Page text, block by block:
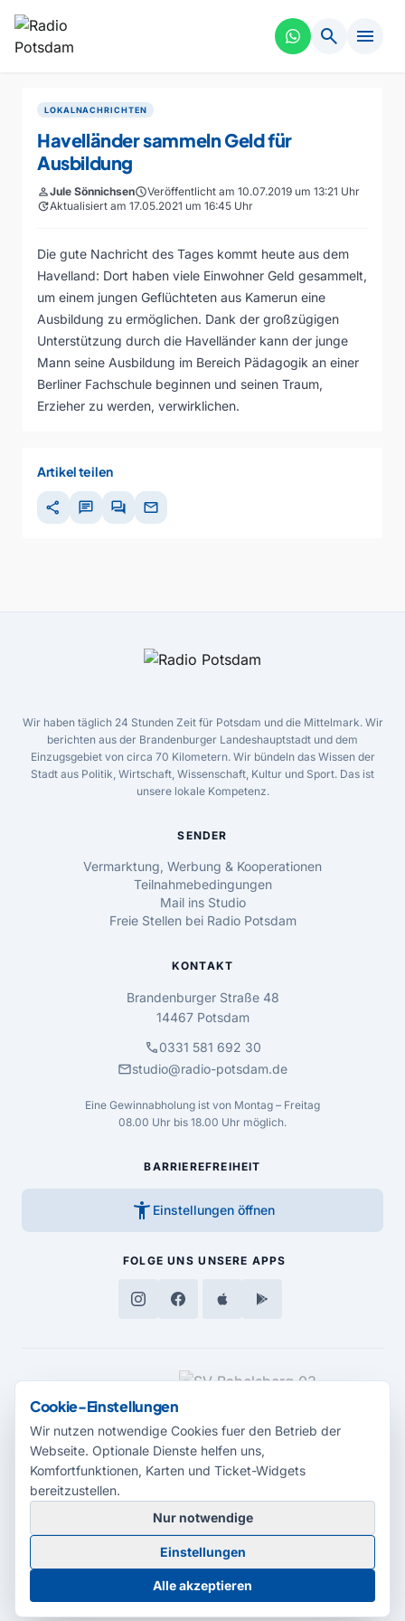
search menu
LOKALNACHRICHTEN
Havelländer sammeln Geld für
Ausbildung
personJule SönnichsenscheduleVeröffentlicht am 10.07.2019 um 13:21 Uhr
updateAktualisiert am 17.05.2021 um 16:45 Uhr
Die gute Nachricht des Tages kommt heute aus dem
Havelland: Dort haben viele Einwohner Geld gesammelt,
um einem jungen Geflüchteten aus Kamerun eine
Ausbildung zu ermöglichen. Dank der großzügigen
Unterstützung durch die Havelländer kann der junge
Mann seine Ausbildung im Bereich Pädagogik an einer
Berliner Fachschule beginnen und seinen Traum,
Erzieher zu werden, verwirklichen.
Artikel teilen
share chat forum mail
Wir haben täglich 24 Stunden Zeit für Potsdam und die Mittelmark. Wir
berichten aus der Brandenburger Landeshauptstadt und dem
Einzugsgebiet von circa 70 Kilometern. Wir bündeln das Wissen der
Stadt aus Politik, Wirtschaft, Wissenschaft, Kultur und Sport. Das ist
unsere lokale Kompetenz.
SENDER
Vermarktung, Werbung & Kooperationen
Teilnahmebedingungen
Mail ins Studio
Freie Stellen bei Radio Potsdam
KONTAKT
Brandenburger Straße 48
14467 Potsdam
call0331 581 692 30
mailstudio@radio-potsdam.de
Eine Gewinnabholung ist von Montag – Freitag
08.00 Uhr bis 18.00 Uhr möglich.
BARRIEREFREIHEIT
accessibility_new Einstellungen öffnen
FOLGE UNS UNSERE APPS
MEDIENPARTNER
© 2026 Radio Potsdam. Webseite entwickelt durch dieMedienagentur
Babelsberg
BarrierefreiheitserklärungAGBDatenschutzImpressum
Cookie-Einstellungen
Cookie-Einstellungen
Wir nutzen notwendige Cookies fuer den Betrieb der
Webseite. Optionale Dienste helfen uns,
Komfortfunktionen, Karten und Ticket-Widgets
bereitzustellen.
Nur notwendige
Einstellungen
Alle akzeptieren